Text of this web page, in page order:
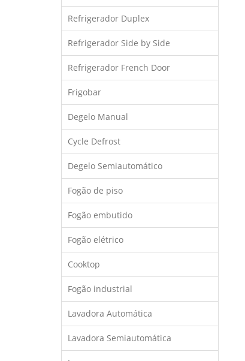
Refrigerador Duplex
Refrigerador Side by Side
Refrigerador French Door
Frigobar
Degelo Manual
Cycle Defrost
Degelo Semiautomático
Fogão de piso
Fogão embutido
Fogão elétrico
Cooktop
Fogão industrial
Lavadora Automática
Lavadora Semiautomática